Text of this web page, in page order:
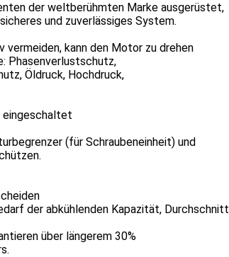
der weltberühmten Marke ausgerüstet,
und zuverlässiges System.
kann den Motor zu drehen
Phasenverlustschutz,
Öldruck, Hochdruck,
eingeschaltet
(für Schraubeneinheit) und
der abkühlenden Kapazität, Durchschnitt
über längerem 30%